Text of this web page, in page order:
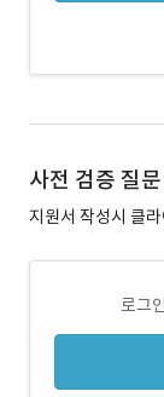
사전 검증 질문
지원서 작성시 클
로그